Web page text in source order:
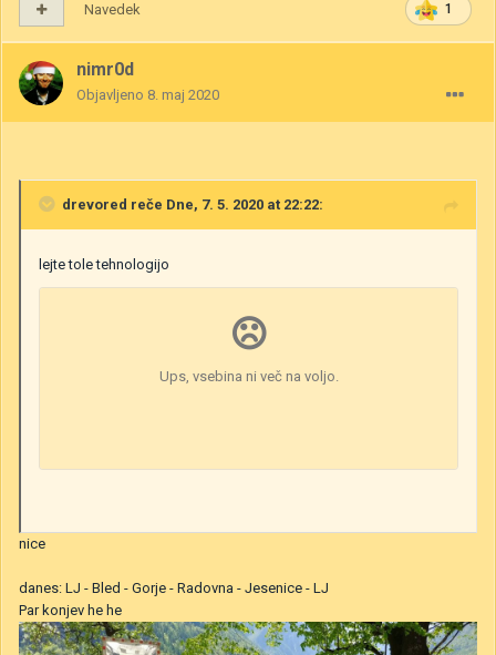
1
Navedek
nimr0d
Objavljeno 8. maj 2020
drevored reče Dne, 7. 5. 2020 at 22:22:
lejte tole tehnologijo
nice
danes: LJ - Bled - Gorje - Radovna - Jesenice - LJ
Par konjev he he